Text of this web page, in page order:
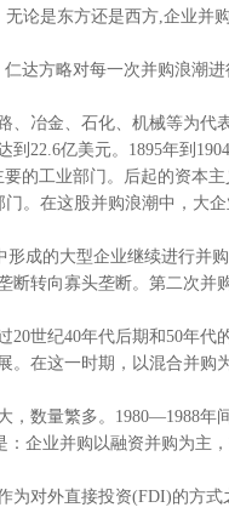
是东方还是西方,企业并
方略对每一次并购浪潮
冶金、石化、机械等为代
22.6亿美元。1895年到
工业部门。后起的资本
。在这股并购浪潮中，大
的大型企业继续进行并
转向寡头垄断。第二次
纪40年代后期和50年代
在这一时期，以混合并
量繁多。1980—1988年
企业并购以融资并购为
对外直接投资(FDI)的方